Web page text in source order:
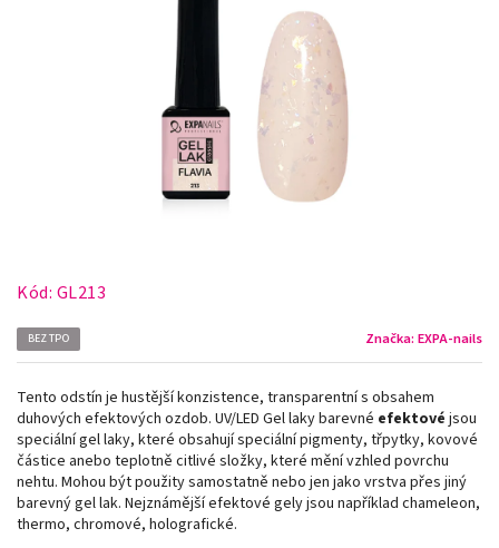
Kód: GL213
BEZ TPO Značka: EXPA-nails
Tento odstín je hustější konzistence, transparentní s obsahem
duhových efektových ozdob. UV/LED Gel laky barevné efektové jsou
speciální gel laky, které obsahují speciální pigmenty, třpytky, kovové
částice anebo teplotně citlivé složky, které mění vzhled povrchu
nehtu. Mohou být použity samostatně nebo jen jako vrstva přes jiný
barevný gel lak. Nejznámější efektové gely jsou například chameleon,
thermo, chromové, holografické.